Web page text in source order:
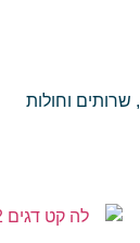
, שרותים וחולות